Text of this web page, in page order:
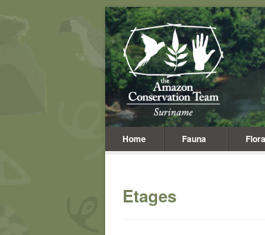
Home Fauna Flora
Etages